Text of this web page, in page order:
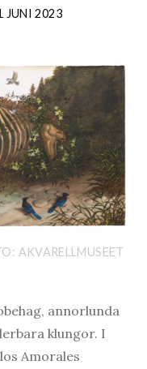
JUNI 2023
AKVARELLMUSEET
annorlunda
klungor. I
Amorales